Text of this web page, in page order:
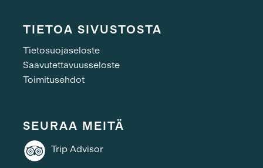
TIETOA SIVUSTOSTA
Tietosuojaseloste
Saavutettavuusseloste
Toimitusehdot
SEURAA MEITÄ
Trip Advisor